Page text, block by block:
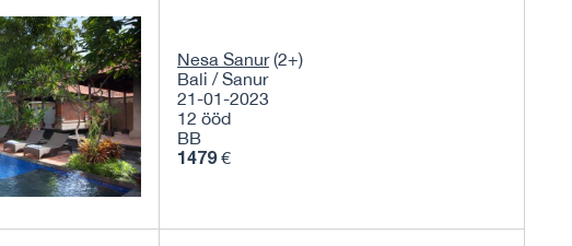
Nesa Sanur(2+)
Bali / Sanur
21-01-2023
12 ööd
BB
1479€